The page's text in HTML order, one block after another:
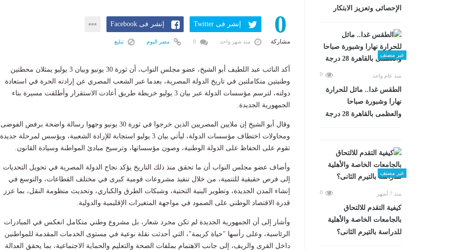
الإحصائى وتعزيز الابتكار
غير مصنف
منذ عام واحد 0
الطقس غدا.. مائل للحرارة
نهارا وشبورة صباحا
والعظمى بالقاهرة 28 درجة
غير مصنف
منذ 7 أشهر 0
كيفية التقدم للالتحاق
بالجامعات الخاصة والأهلية
للدراسة بالتيرم الثانى؟
0
مشاركة
إنشر فى Twitter إنشر فى Facebook
منذ شهر واحد مصر اليوم تبليغ
أكد النائب عبد اللطيف أبو الشيخ، عضو مجلس النواب، أن ثورة 30 يونيو وبيان 3 يوليو يمثلان محطتين
وطنيتين متكاملتين في تاريخ الدولة المصرية، بعدما عبر الشعب المصري عن إرادته الحرة في استعادة
دولته، لترسم مؤسسات الدولة عبر بيان 3 يوليو خريطة طريق أعادت الاستقرار وأطلقت مسيرة بناء
الجمهورية الجديدة.
وقال أبو الشيخ إن ملايين المصريين الذين خرجوا في ثورة 30 يونيو وجهوا رسالة واضحة برفض الفوضى
ومحاولات اختطاف مؤسسات الدولة، ليأتي بيان 3 يوليو استجابة للإرادة الشعبية، ويؤسس لمرحلة جديدة
تقوم على الحفاظ على الدولة الوطنية، وصون مؤسساتها، وترسيخ مبادئ المواطنة وسيادة القانون.
وأضاف عضو مجلس النواب أن ما تحقق منذ ذلك التاريخ يؤكد نجاح الدولة المصرية في تحويل التحديات
إلى فرص حقيقية للتنمية، من خلال تنفيذ مشروعات قومية كبرى في مختلف القطاعات، والتوسع في
إنشاء المدن الجديدة، وتطوير البنية التحتية، وشبكات الطرق والكباري، وتحديث منظومة النقل، بما عزز
قدرة الاقتصاد الوطني على الصمود في مواجهة المتغيرات الإقليمية والدولية.
وأشار إلى أن الجمهورية الجديدة لم تكن مجرد شعار، بل مشروع وطني متكامل انعكس في المبادرات
الرئاسية، وعلى رأسها "حياة كريمة"، التي أحدثت نقلة نوعية في مستوى الخدمات المقدمة للمواطنين
داخل القرى والريف، إلى جانب الاهتمام بملفات الصحة والتعليم والحماية الاجتماعية، بما يحقق العدالة